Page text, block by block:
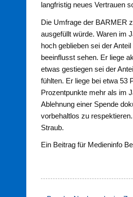
langfristig neues Vertrauen
Die Umfrage der BARMER
ausgefüllt würde. Waren im
hoch geblieben sei der
beeinflusst sehen. Er liege
etwas gestiegen sei der
fühlten. Er liege bei etwa 53
Prozentpunkte mehr als im
Ablehnung einer Spende
vorbehaltlos zu
Straub.
Ein Beitrag für Medieninfo